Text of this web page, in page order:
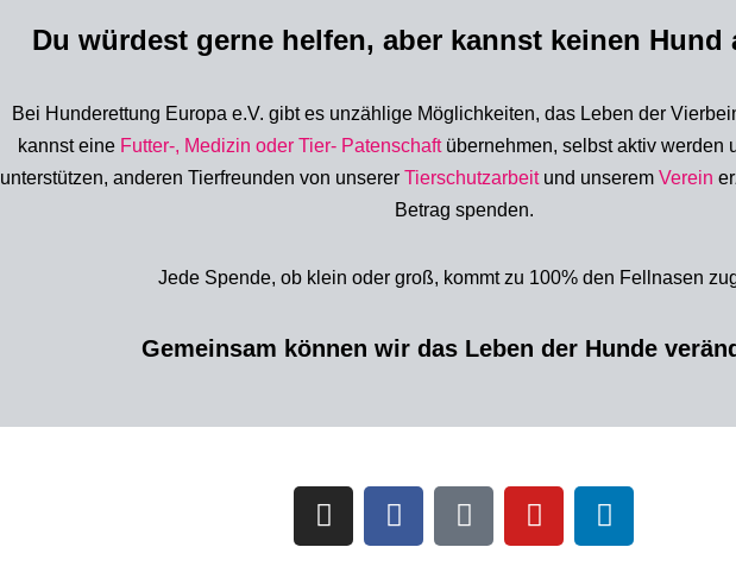
Du würdest gerne helfen, aber kannst keinen Hund
Bei Hunderettung Europa e.V. gibt es unzählige Möglichkeiten, das Leben der
kannsteine Futter-, Medizin oder Tier- Patenschaftübernehmen, selbst aktiv werden
unterstützen, anderen Tierfreunden von unserer Tierschutzarbeitund unserem Verein
Betrag spenden.
Jede Spende, ob klein oder groß, kommt zu 100% den Fellnasen
Gemeinsam können wir das Leben der Hunde